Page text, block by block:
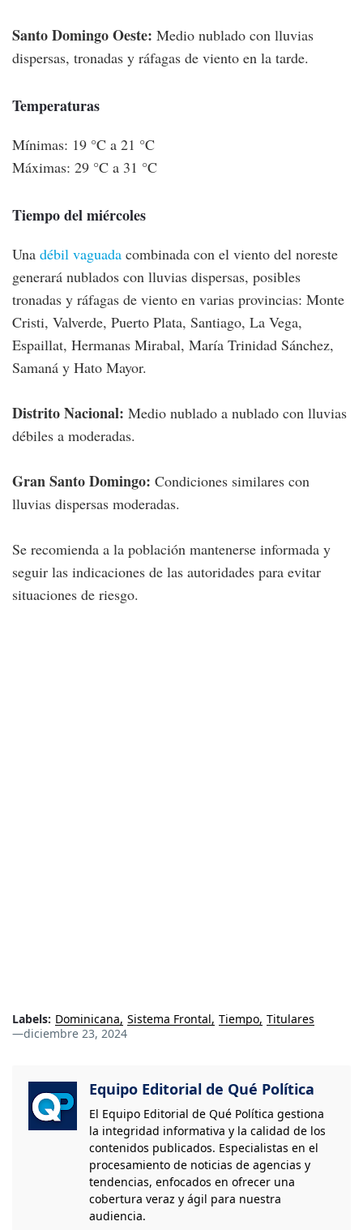
Santo Domingo Oeste: Medio nublado con lluvias
dispersas, tronadas y ráfagas de viento en la tarde.
Temperaturas
Mínimas: 19 °C a 21 °C
Máximas: 29 °C a 31 °C
Tiempo del miércoles
Una débil vaguada combinada con el viento del noreste
generará nublados con lluvias dispersas, posibles
tronadas y ráfagas de viento en varias provincias: Monte
Cristi, Valverde, Puerto Plata, Santiago, La Vega,
Espaillat, Hermanas Mirabal, María Trinidad Sánchez,
Samaná y Hato Mayor.
Distrito Nacional: Medio nublado a nublado con lluvias
débiles a moderadas.
Gran Santo Domingo: Condiciones similares con
lluvias dispersas moderadas.
Se recomienda a la población mantenerse informada y
seguir las indicaciones de las autoridades para evitar
situaciones de riesgo.
Labels: Dominicana Sistema Frontal Tiempo Titulares
—diciembre 23, 2024
Equipo Editorial de Qué Política
El Equipo Editorial de Qué Política gestiona
la integridad informativa y la calidad de los
contenidos publicados. Especialistas en el
procesamiento de noticias de agencias y
tendencias, enfocados en ofrecer una
cobertura veraz y ágil para nuestra
audiencia.